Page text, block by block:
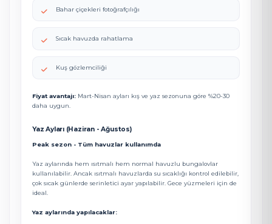
Bahar çiçekleri fotoğrafçılığı
Sıcak havuzda rahatlama
Kuş gözlemciliği
Fiyat avantajı: Mart-Nisan ayları kış ve yaz sezonuna göre %20-30
daha uygun.
Yaz Ayları (Haziran - Ağustos)
Peak sezon - Tüm havuzlar kullanımda
Yaz aylarında hem ısıtmalı hem normal havuzlu bungalovlar
kullanılabilir. Ancak ısıtmalı havuzlarda su sıcaklığı kontrol edilebilir,
çok sıcak günlerde serinletici ayar yapılabilir. Gece yüzmeleri için de
ideal.
Yaz aylarında yapılacaklar: